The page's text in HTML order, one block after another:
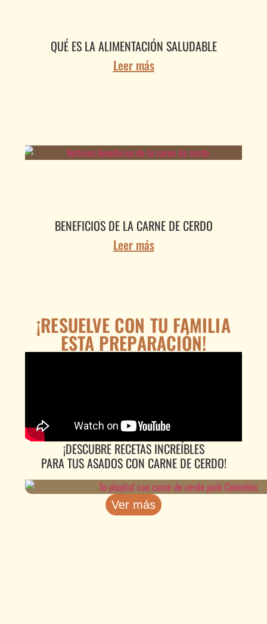
QUÉ ES LA ALIMENTACIÓN SALUDABLE
Leer más
BENEFICIOS DE LA CARNE DE CERDO
Leer más
¡RESUELVE CON TU FAMILIA
ESTA PREPARACIÓN!
¡DESCUBRE RECETAS INCREÍBLES
PARA TUS ASADOS CON CARNE DE CERDO!
Ver más